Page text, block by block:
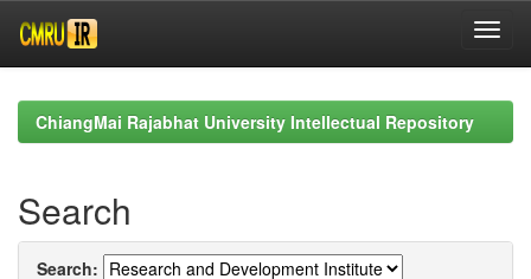
navigationChiangMai Rajabhat University Intellectual Repository
Search
Search: